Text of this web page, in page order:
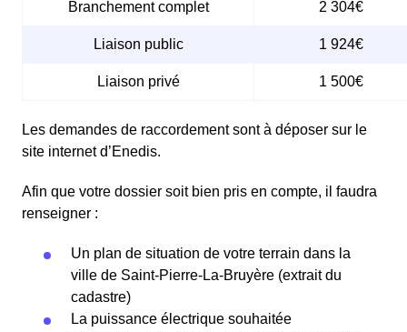
Branchement complet 2 304€
Liaison public 1 924€
Liaison privé 1 500€
Les demandes de raccordement sont à déposer sur le
site internet d’Enedis.
Afin que votre dossier soit bien pris en compte, il faudra
renseigner :
Un plan de situation de votre terrain dans la
ville de Saint-Pierre-La-Bruyère (extrait du
cadastre)
La puissance électrique souhaitée